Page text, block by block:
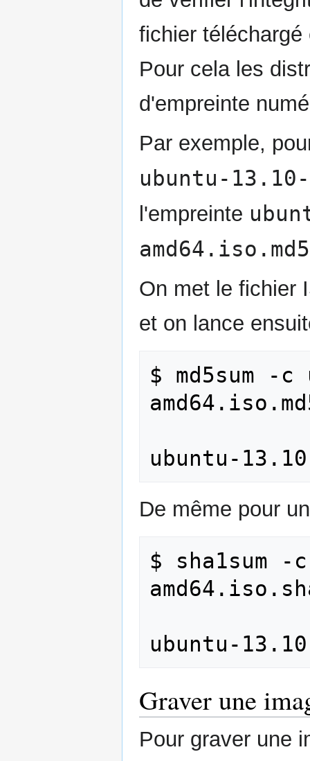
fichier
Pour cela les
d'empreinte
Par exemple,
ubuntu-
l'empreinte
amd64.iso.md5
On met le fichier
et on lance
$ md5sum -
De même pour
$ sha1sum -
Graver une
Pour graver une